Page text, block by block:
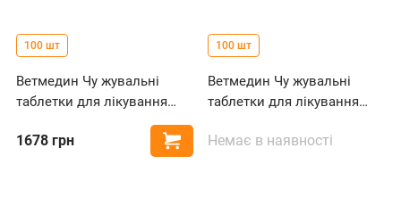
100 шт
Ветмедин Чу жувальні
таблетки для лікування
серцевої недостатності у
собак, 1.25 мг
1678 грн Купити
100 шт
Ветмедин Чу жувальні
таблетки для лікування
собак, 10 мг
Немає в наявності